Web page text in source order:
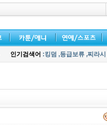
인기검색어 :킹덤 ,등급보류 ,찌라시